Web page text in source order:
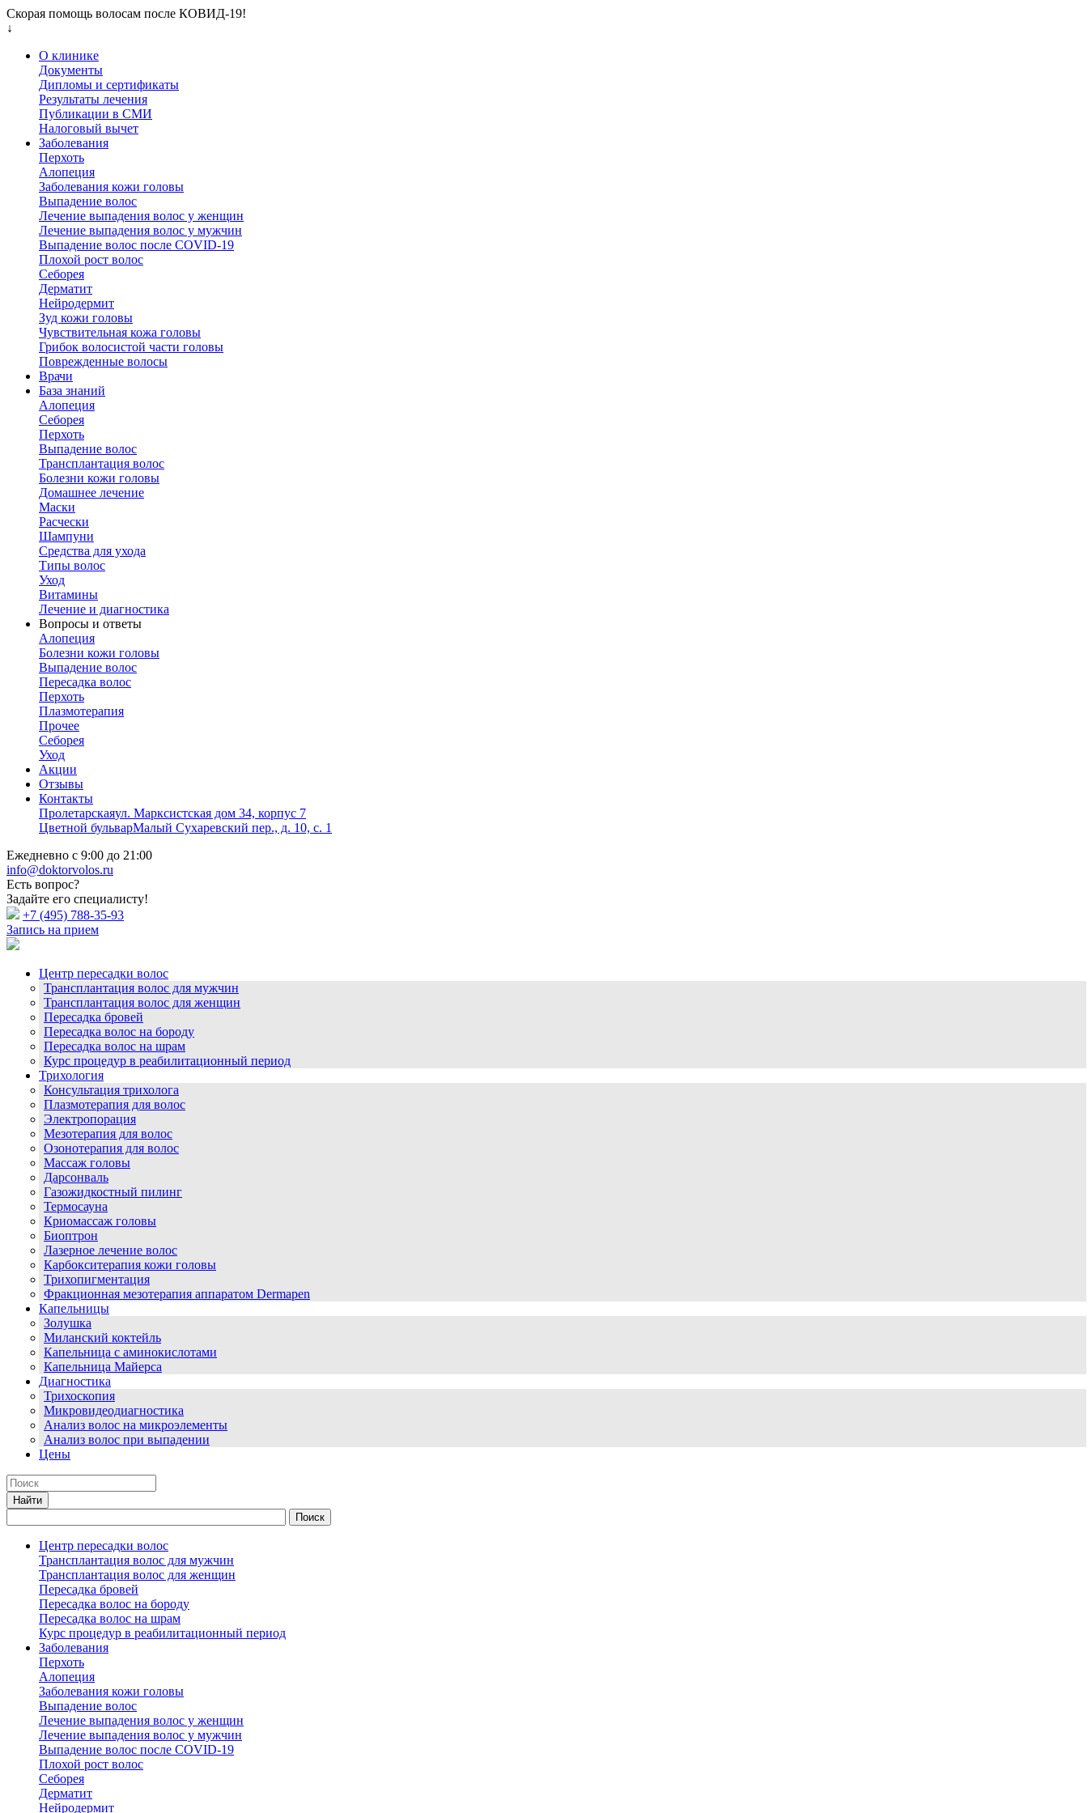
Скорая помощь волосам после КОВИД-19!
↓
О клинике
Документы
Дипломы и сертификаты
Результаты лечения
Публикации в СМИ
Налоговый вычет
Заболевания
Перхоть
Алопеция
Заболевания кожи головы
Выпадение волос
Лечение выпадения волос у женщин
Лечение выпадения волос у мужчин
Выпадение волос после COVID-19
Плохой рост волос
Cеборея
Дерматит
Нейродермит
Зуд кожи головы
Чувствительная кожа головы
Грибок волосистой части головы
Поврежденные волосы
Врачи
База знаний
Алопеция
Себорея
Перхоть
Выпадение волос
Трансплантация волос
Болезни кожи головы
Домашнее лечение
Маски
Расчески
Шампуни
Средства для ухода
Типы волос
Уход
Витамины
Лечение и диагностика
Вопросы и ответы
Алопеция
Болезни кожи головы
Выпадение волос
Пересадка волос
Перхоть
Плазмотерапия
Прочее
Себорея
Уход
Акции
Отзывы
Контакты
Пролетарскаяул. Марксистская дом 34, корпус 7
Цветной бульварМалый Сухаревский пер., д. 10, с. 1
Ежедневно с 9:00 до 21:00
info@doktorvolos.ru
Есть вопрос?
Задайте его специалисту!
+7 (495) 788-35-93
Запись на прием
Центр пересадки волос
Трансплантация волос для мужчин
Трансплантация волос для женщин
Пересадка бровей
Пересадка волос на бороду
Пересадка волос на шрам
Курс процедур в реабилитационный период
Трихология
Консультация трихолога
Плазмотерапия для волос
Электропорация
Мезотерапия для волос
Озонотерапия для волос
Массаж головы
Дарсонваль
Газожидкостный пилинг
Термосауна
Криомассаж головы
Биоптрон
Лазерное лечение волос
Карбокситерапия кожи головы
Трихопигментация
Фракционная мезотерапия аппаратом Dermapen
Капельницы
Золушка
Миланский коктейль
Капельница с аминокислотами
Капельница Майерса
Диагностика
Трихоскопия
Микровидеодиагностика
Анализ волос на микроэлементы
Анализ волос при выпадении
Цены
Центр пересадки волос
Трансплантация волос для мужчин
Трансплантация волос для женщин
Пересадка бровей
Пересадка волос на бороду
Пересадка волос на шрам
Курс процедур в реабилитационный период
Заболевания
Перхоть
Алопеция
Заболевания кожи головы
Выпадение волос
Лечение выпадения волос у женщин
Лечение выпадения волос у мужчин
Выпадение волос после COVID-19
Плохой рост волос
Cеборея
Дерматит
Нейродермит